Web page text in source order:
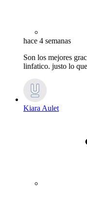
hace 4 semanas
Son los mejores
linfatico. justo lo
Kiara Aulet